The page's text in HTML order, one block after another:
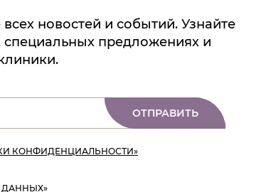
новостей и событий. Узнайте
предложениях и
ОТПРАВИТЬ
КОНФИДЕНЦИАЛЬНОСТИ»
ДАННЫХ»